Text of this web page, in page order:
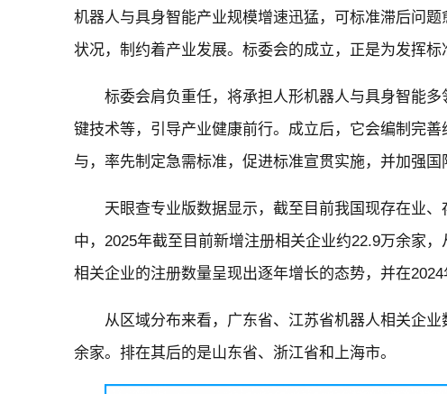
机器人与具身智能产业规模增速迅猛，可标准滞后问
状况，制约着产业发展。标委会的成立，正是为发挥标
标委会肩负重任，将承担人形机器人与具身智能
键技术等，引导产业健康前行。成立后，它会编制完
与，率先制定急需标准，促进标准宣贯实施，并加强国
天眼查专业版数据显示，截至目前我国现存在业
中，2025年截至目前新增注册相关企业约22.9万余家
相关企业的注册数量呈现出逐年增长的态势，并在2024
从区域分布来看，广东省、江苏省机器人相关企
余家。排在其后的是山东省、浙江省和上海市。